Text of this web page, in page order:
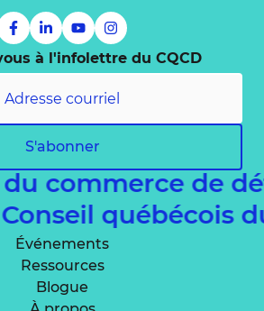
à l'infolettre du CQCD
S'abonner
du commerce de
Conseil québécois
Événements
Ressources
Blogue